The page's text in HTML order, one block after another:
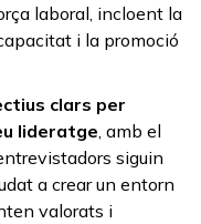
laboral, incloent la
i la promoció
clars per
lideratge, amb el
siguin
a crear un entorn
valorats i